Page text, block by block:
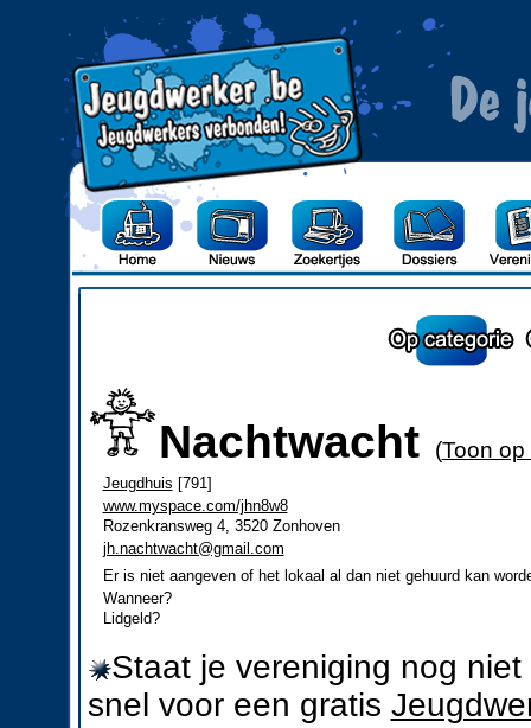
Nachtwacht (Toon op
Jeugdhuis [791]
www.myspace.com/jhn8w8
Rozenkransweg 4, 3520 Zonhoven
jh.nachtwacht@gmail.com
Er is niet aangeven of het lokaal al dan niet gehuurd kan
Wanneer?
Lidgeld?
Staat je vereniging nog
snel voor een gratis